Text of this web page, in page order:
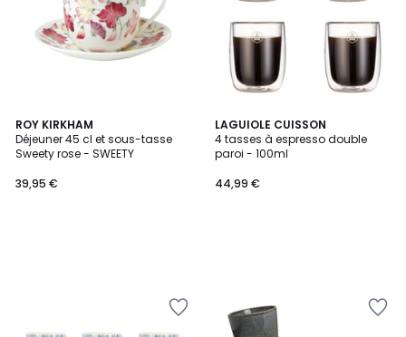
ROY KIRKHAM
Déjeuner 45 cl et sous-tasse
Sweety rose - SWEETY
39,95 €
LAGUIOLE CUISSON
4 tasses à espresso double
paroi - 100ml
44,99 €